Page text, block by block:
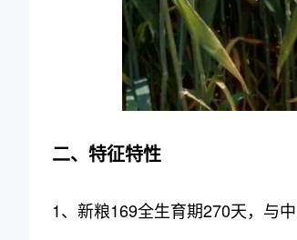
二、特征特性
1、新粮169全生育期270天，与